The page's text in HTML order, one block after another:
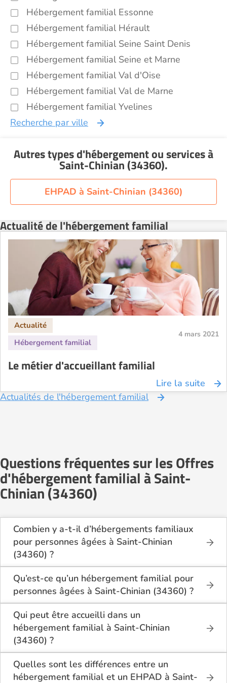
Hébergement familial Essonne
Hébergement familial Hérault
Hébergement familial Seine Saint Denis
Hébergement familial Seine et Marne
Hébergement familial Val d'Oise
Hébergement familial Val de Marne
Hébergement familial Yvelines
Recherche par ville
Autres types d'hébergement ou servicesà
Saint-Chinian (34360).
EHPAD à Saint-Chinian (34360)
Actualité de l'hébergement familial
4 mars 2021
Le métier d'accueillant familial
Lire la suite
Actualités de l'hébergement familial
Questions fréquentes sur les Offres
d'hébergement familial à Saint-
Chinian (34360)
Combien y a-t-il d’hébergements familiaux
pour personnes âgées à Saint-Chinian
(34360) ?
Sur Logement-seniors.com, on recense actuellement
1 hébergements familiaux pour personnes âgées à
Saint-Chinian (34360) en 2026.
Ces structures offrent un cadre de vie chaleureux et
sécurisant, idéal pour les seniors souhaitant vivre
dans un environnement plus intime que celui d’un
établissement collectif.
Qu’est-ce qu’un hébergement familial pour
personnes âgées à Saint-Chinian (34360) ?
L’hébergement familial permet à une personne âgée
d’être accueillie au domicile d’un accueillant familial
agréé par le département.
Elle y bénéficie d’un cadre de vie convivial, de repas
partagés, d’une présence quotidienne et d’un
accompagnement personnalisé, tout en conservant
une grande autonomie.
Qui peut être accueilli dans un
hébergement familial à Saint-Chinian
(34360) ?
Ce mode d’accueil s’adresse aux personnes âgées
de plus de 60 ans, seules ou en couple, qui
souhaitent vivre dans un cadre familial plutôt que
Quelles sont les différences entre un
hébergement familial et un EHPAD à Saint-